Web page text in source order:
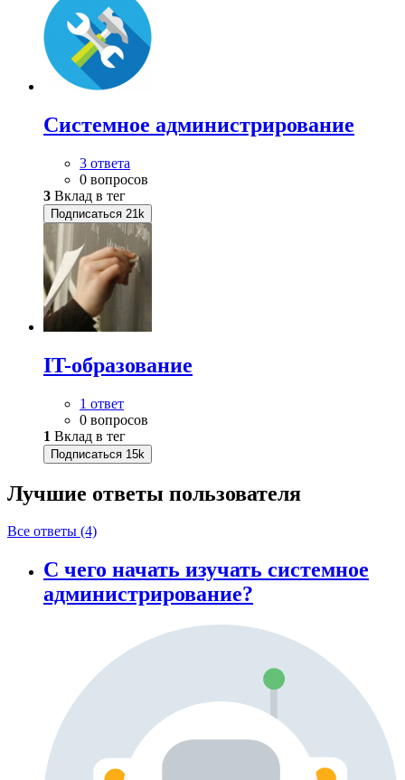
Системное администрирование
3 ответа
0 вопросов
3 Вклад в тег
Подписаться 21k
IT-образование
1 ответ
0 вопросов
1 Вклад в тег
Подписаться 15k
Лучшие ответы пользователя
Все ответы (4)
С чего начать изучать системное
администрирование?